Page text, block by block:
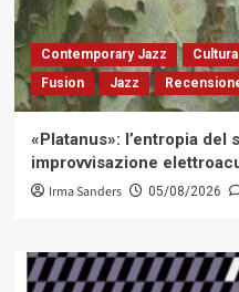
Contemporary Jazz Cultura
Fusion
Jazz
«Platanus»: l’entropia del
improvvisazione
Irma Sanders 05/08/2026